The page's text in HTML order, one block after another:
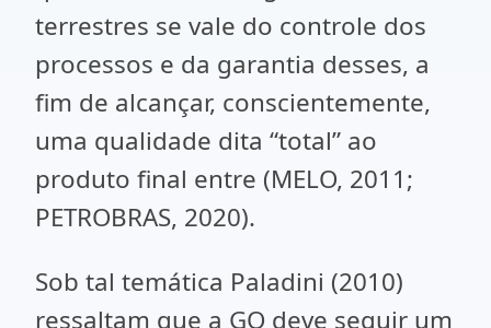
terrestres se vale do controle dos
processos e da garantia desses, a
fim de alcançar, conscientemente,
uma qualidade dita “total” ao
produto final entre (MELO, 2011;
PETROBRAS, 2020).
Sob tal temática Paladini (2010)
ressaltam que a GQ deve seguir um